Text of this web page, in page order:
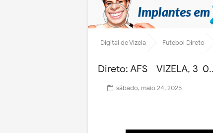
Digital de Vizela Futebol Direto
Direto: AFS - VIZELA, 3-
sábado, maio 24, 2025